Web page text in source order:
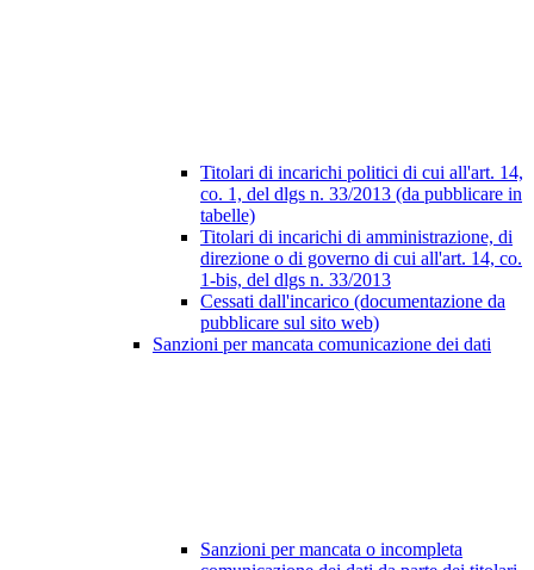
Titolari di incarichi politici di cui all'art. 14,
co. 1, del dlgs n. 33/2013 (da pubblicare in
tabelle)
Titolari di incarichi di amministrazione, di
direzione o di governo di cui all'art. 14, co.
1-bis, del dlgs n. 33/2013
Cessati dall'incarico (documentazione da
pubblicare sul sito web)
Sanzioni per mancata comunicazione dei dati
Sanzioni per mancata o incompleta